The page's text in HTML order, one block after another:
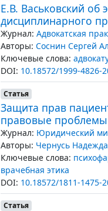
Е.В. Васьковский об
дисциплинарного
Журнал: Адвокатская
Авторы: Соснин Сергей
Ключевые слова:
DOI: 10.18572/1999-4826-
Статья
Защита прав
правовые проблемы
Журнал: Юридический
Авторы: Чернусь
Ключевые слова:
врачебная этика
DOI: 10.18572/1811-1475-
Статья